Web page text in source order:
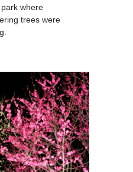
where
trees were